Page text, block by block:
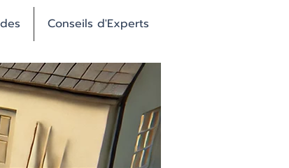
Conseils d'Experts